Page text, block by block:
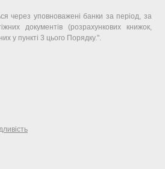
через уповноважені банки за період, за
документів (розрахункових книжок,
у пункті 3 цього Порядку.".